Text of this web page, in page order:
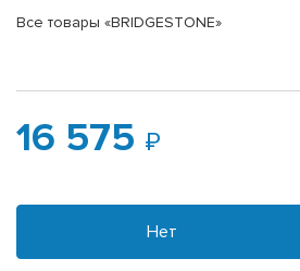
Все товары «BRIDGESTONE»
16 575
Нет